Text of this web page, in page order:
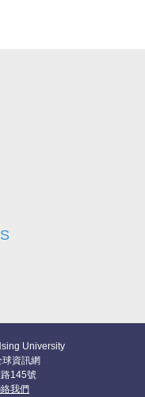
University
資訊網
145號
我們